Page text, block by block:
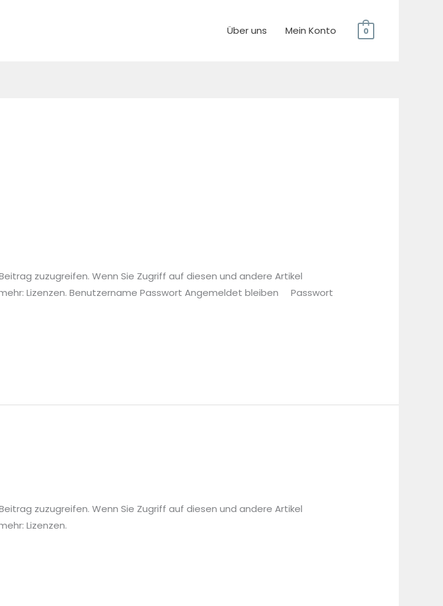
Über uns Mein Konto 0
zuzugreifen. Wenn Sie Zugriff auf diesen und andere Artikel
Lizenzen. Benutzername Passwort Angemeldet bleiben Passwort
zuzugreifen. Wenn Sie Zugriff auf diesen und andere Artikel
Lizenzen.